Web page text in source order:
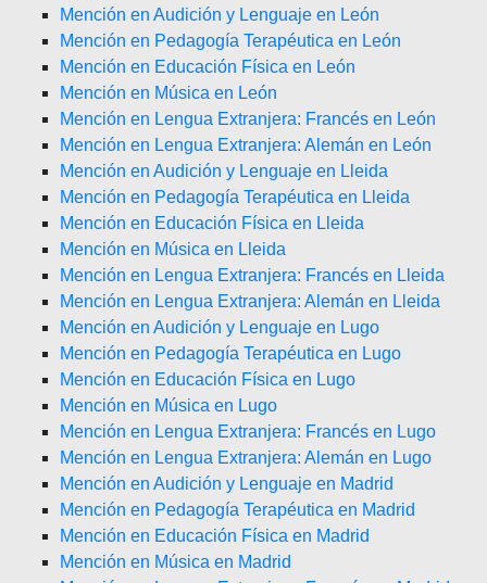
Mención en Audición y Lenguaje en León
Mención en Pedagogía Terapéutica en León
Mención en Educación Física en León
Mención en Música en León
Mención en Lengua Extranjera: Francés en León
Mención en Lengua Extranjera: Alemán en León
Mención en Audición y Lenguaje en Lleida
Mención en Pedagogía Terapéutica en Lleida
Mención en Educación Física en Lleida
Mención en Música en Lleida
Mención en Lengua Extranjera: Francés en Lleida
Mención en Lengua Extranjera: Alemán en Lleida
Mención en Audición y Lenguaje en Lugo
Mención en Pedagogía Terapéutica en Lugo
Mención en Educación Física en Lugo
Mención en Música en Lugo
Mención en Lengua Extranjera: Francés en Lugo
Mención en Lengua Extranjera: Alemán en Lugo
Mención en Audición y Lenguaje en Madrid
Mención en Pedagogía Terapéutica en Madrid
Mención en Educación Física en Madrid
Mención en Música en Madrid